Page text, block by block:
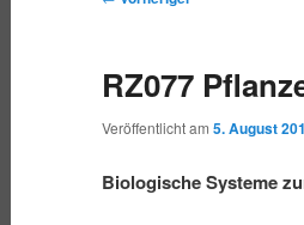
p
s
t
a
s
RZ077
Veröffentlicht am 5. August
Biologische Systeme